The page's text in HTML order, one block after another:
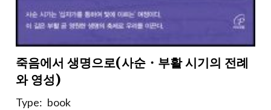
죽음에서 생명으로(사순・부활 시기의 전례
와 영성)
Type: book